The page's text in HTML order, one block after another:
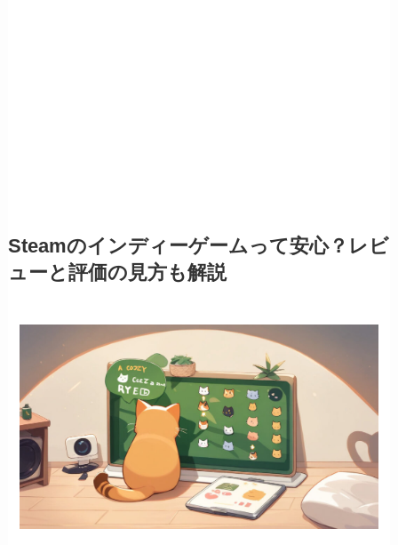
Steamのインディーゲームって安心？レビ
ューと評価の見方も解説